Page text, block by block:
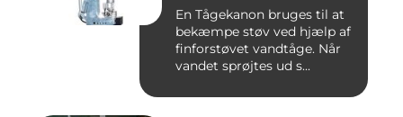
En Tågekanon bruges til at
bekæmpe støv ved hjælp af
finforstøvet vandtåge. Når
vandet sprøjtes ud s...